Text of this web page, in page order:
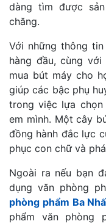
dàng tìm được
chăng.
Với những thông
hàng đầu, cùng
mua bút máy cho
giúp các bậc phụ
trong việc lựa
em mình. Một cây
đồng hành đắc lực
phục con chữ và
Ngoài ra nếu bạn
dụng văn phòng
phòng phẩm Ba
phẩm văn phòng